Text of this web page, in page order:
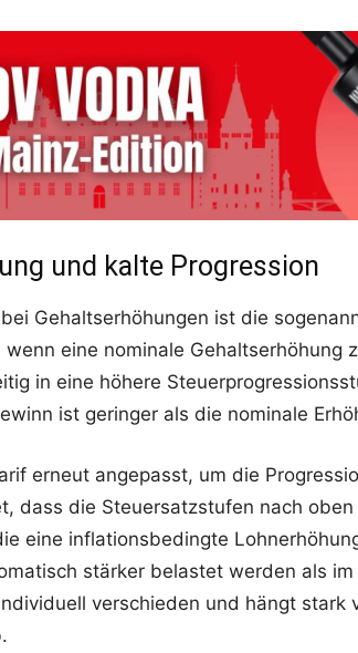
und kalte Progression
Gehaltserhöhungen ist die
eine nominale Gehaltserhöhung
in eine höhere
ist geringer als die nominale
erneut angepasst, um die
dass die Steuersatzstufen nach
eine inflationsbedingte
stärker belastet werden als im
verschieden und hängt stark